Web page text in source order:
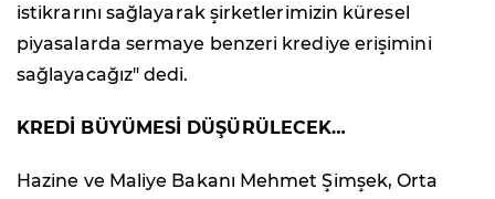
istikrarını sağlayarak şirketlerimizin küresel
piyasalarda sermaye benzeri krediye erişimini
sağlayacağız" dedi.
KREDİ BÜYÜMESİ DÜŞÜRÜLECEK…
Hazine ve Maliye Bakanı Mehmet Şimşek, Orta